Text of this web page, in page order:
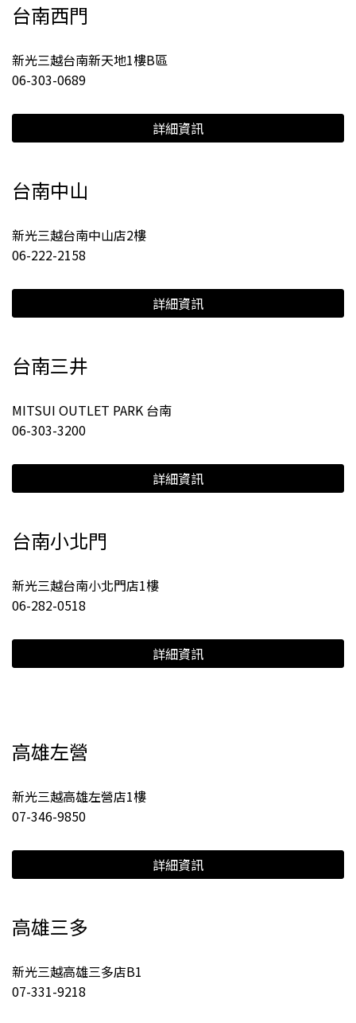
台南西門
新光三越台南新天地1樓B區
06-303-0689
詳細資訊
台南中山
新光三越台南中山店2樓
06-222-2158
詳細資訊
台南三井
MITSUI OUTLET PARK 台南
06-303-3200
詳細資訊
台南小北門
新光三越台南小北門店1樓
06-282-0518
詳細資訊
高雄左營
新光三越高雄左營店1樓
07-346-9850
詳細資訊
高雄三多
新光三越高雄三多店B1
07-331-9218